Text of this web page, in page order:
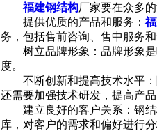
福建钢结构厂家要在众多
提供优质的产品和服务：
务，包括售前咨询、售中服务
树立品牌形象：品牌形象是
度。
不断创新和提高技术水平：
还需要加强技术研发，提高产
建立良好的客户关系：钢结
库，对客户的需求和偏好进行